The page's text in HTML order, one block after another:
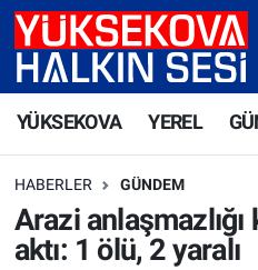
YÜKSEKOVA YEREL
HABERLER GÜNDEM
Arazi anlaşmazlığı
aktı: 1 ölü, 2 yaralı
Yüksekova Nöbetçi
Süper Lig Puan